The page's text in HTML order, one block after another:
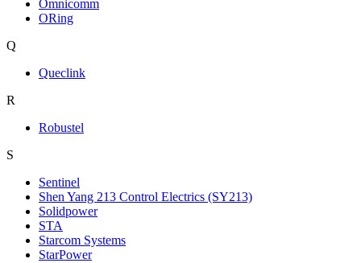
Omnicomm
ORing
Q
Queclink
R
Robustel
S
Sentinel
Shen Yang 213 Control Electrics (SY213)
Solidpower
STA
Starcom Systems
StarPower